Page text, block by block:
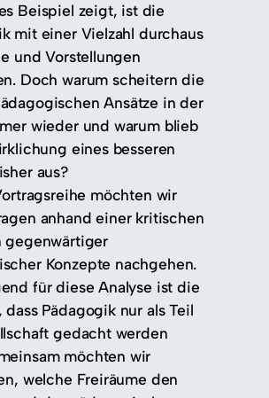
Beispiel zeigt, ist die
mit einer Vielzahl durchaus
und Vorstellungen
Doch warum scheitern die
Ansätze in der
wieder und warum blieb
eines besseren
aus?
möchten wir
anhand einer kritischen
gegenwärtiger
Konzepte nachgehen.
für diese Analyse ist die
dass Pädagogik nur als Teil
gedacht werden
möchten wir
welche Freiräume den